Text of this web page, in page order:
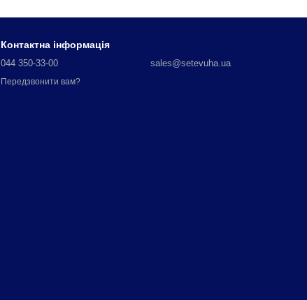
Контактна інформація
044 350-33-00
Передзвонити вам?
sales@setevuha.ua